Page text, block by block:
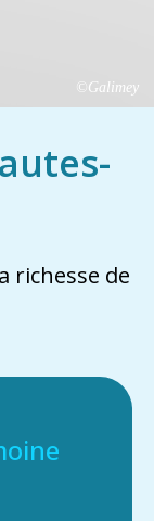
©Galimey
richesse de